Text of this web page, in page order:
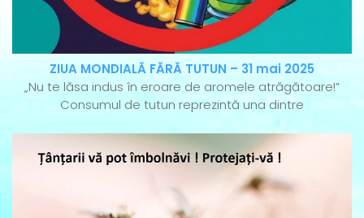
ZIUA MONDIALĂ FĂRĂ TUTUN – 31 mai 2025
„Nu te lăsa indus în eroare de aromele atrăgătoare!”
Consumul de tutun reprezintă una dintre